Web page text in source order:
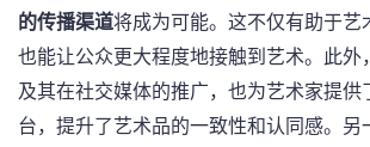
的传播渠道将成为可能。这不仅有助于艺
也能让公众更大程度地接触到艺术。此外
及其在社交媒体的推广，也为艺术家提供
台，提升了艺术品的一致性和认同感。另